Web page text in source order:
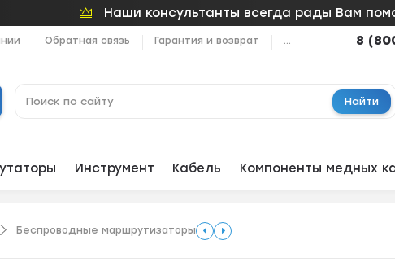
Наши консультанты всегда рады Вам
Обратная связь Гарантия и возврат ... 8
Найти
Инструмент Кабель Компоненты медных
Беспроводные маршрутизаторы